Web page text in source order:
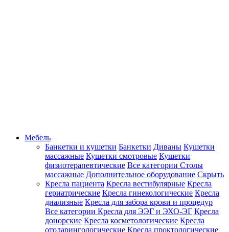
Мебель
Банкетки и кушетки Банкетки Диваны Кушетки
массажные Кушетки смотровые Кушетки
физиотерапевтические Все категории Столы
массажные Дополнительное оборудование Скрыть
Кресла пациента Кресла вестибулярные Кресла
гериатрические Кресла гинекологические Кресла
диализные Кресла для забора крови и процедур
Все категории Кресла для ЭЭГ и ЭХО-ЭГ Кресла
донорские Кресла косметологические Кресла
отоларингологические Кресла проктологические